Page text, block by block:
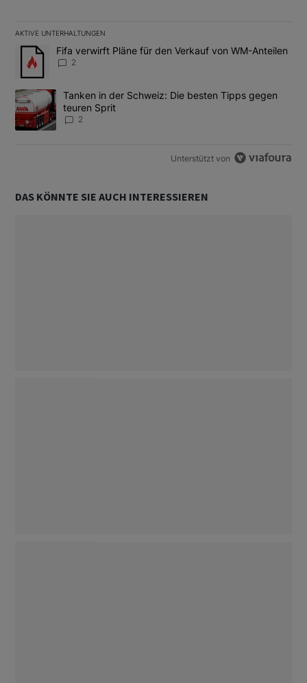
AKTIVE UNTERHALTUNGEN
Das Folgende ist eine Liste der am meisten kommentierten
Ein Trendartikel mit dem Titel "Fifa verwirft Pläne für den
Fifa verwirft Pläne für den Verkauf von WM-Anteilen
2
Ein Trendartikel mit dem Titel "Tanken in der Schweiz: Die
Tanken in der Schweiz: Die besten Tipps gegen
teuren Sprit
2
Unterstützt von
DAS KÖNNTE SIE AUCH INTERESSIEREN